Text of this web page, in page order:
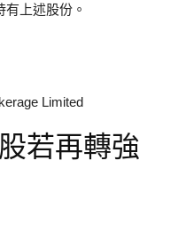
上述股份。
Limited
若再轉強